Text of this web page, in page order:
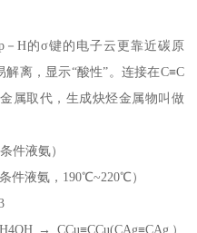
－H的σ键的电子云更靠近碳原
离，显示“酸性”。连接在C≡C
属取代，生成炔烃金属物叫做
件液氨）
件液氨，190℃~220℃）
→ CCu≡CCu(CAg≡CAg）